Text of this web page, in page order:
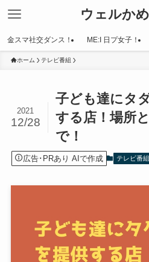
ウェルか
金スマ社交ダンス！ ME:I 日プ女子！
ホーム テレビ番組
子ども達にタ
する店！場所
で！
2021
12/28
広告･PRあり AIで作成 テレビ番組